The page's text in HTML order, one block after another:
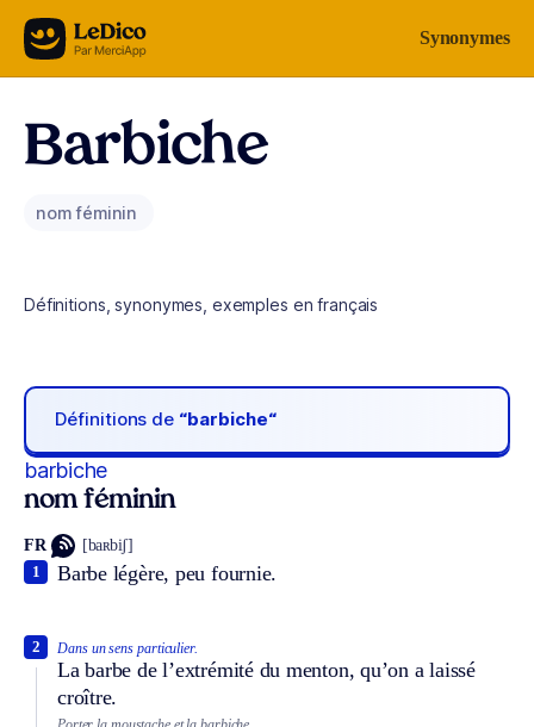
Aller au contenu Synonymes
Barbiche
nom féminin
Définitions, synonymes, exemples en français
Définitions de “barbiche“
barbiche
nom féminin
FR [baʀbiʃ]
Barbe légère, peu fournie.
1
Dans un sens particulier.
La barbe de l’extrémité du menton, qu’on a laissé
croître.
2